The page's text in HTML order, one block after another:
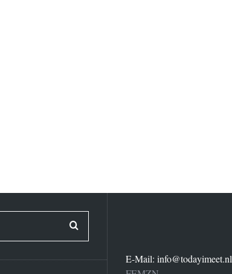
E-Mail:info@todayimeet.nl